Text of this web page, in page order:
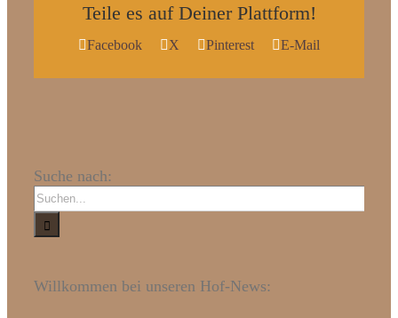
Teile es auf Deiner Plattform!
Facebook X Pinterest E-Mail
Suche nach:
Willkommen bei unseren Hof-News: